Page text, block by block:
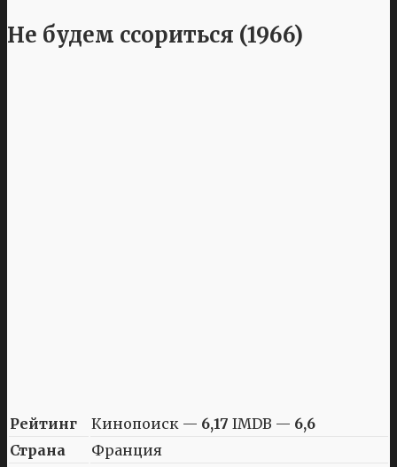
Не будем ссориться (1966)
Рейтинг Кинопоиск — 6,17 IMDB — 6,6
Страна
Франция